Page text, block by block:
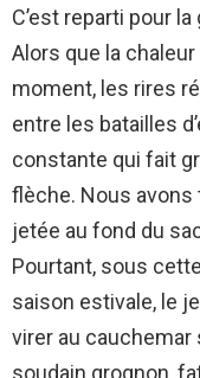
C’est reparti pour
Alors que la
moment, les rires
entre les batailles
constante qui fait
flèche. Nous avons
jetée au fond du
Pourtant, sous
saison estivale, le
virer au
soudain grognon,